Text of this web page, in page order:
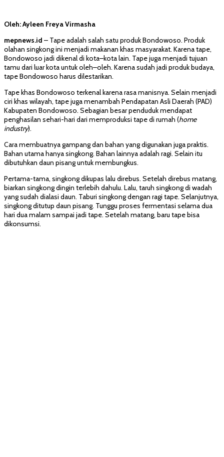
Oleh: Ayleen Freya Virmasha
mepnews.id – Tape adalah salah satu produk Bondowoso. Produk
olahan singkong ini menjadi makanan khas masyarakat. Karena tape,
Bondowoso jadi dikenal di kota–kota lain. Tape juga menjadi tujuan
tamu dari luar kota untuk oleh–oleh. Karena sudah jadi produk budaya,
tape Bondowoso harus dilestarikan.
Tape khas Bondowoso terkenal karena rasa manisnya. Selain menjadi
ciri khas wilayah, tape juga menambah Pendapatan Asli Daerah (PAD)
Kabupaten Bondowoso. Sebagian besar penduduk mendapat
penghasilan sehari-hari dari memproduksi tape di rumah (home
industry).
Cara membuatnya gampang dan bahan yang digunakan juga praktis.
Bahan utama hanya singkong. Bahan lainnya adalah ragi. Selain itu
dibutuhkan daun pisang untuk membungkus.
Pertama-tama, singkong dikupas lalu direbus. Setelah direbus matang,
biarkan singkong dingin terlebih dahulu. Lalu, taruh singkong di wadah
yang sudah dialasi daun. Taburi singkong dengan ragi tape. Selanjutnya,
singkong ditutup daun pisang. Tunggu proses fermentasi selama dua
hari dua malam sampai jadi tape. Setelah matang, baru tape bisa
dikonsumsi.